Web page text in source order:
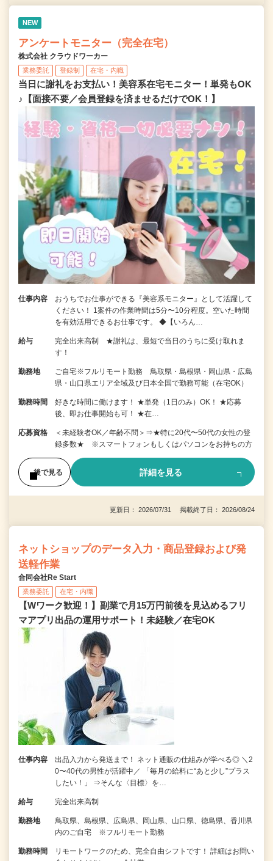
NEW
アンケートモニター（完全在宅）
株式会社 クラウドワーカー
業務委託 登録制 在宅・内職
当日に謝礼をお支払い！美容系在宅モニター！単発もOK
♪【面接不要／会員登録を済ませるだけでOK！】
仕事内容
おうちでお仕事ができる『美容系モニター』として活躍して
ください！ 1案件の作業時間は5分〜10分程度。空いた時間
を有効活用できるお仕事です。 ◆【いろん…
給与
完全出来高制 ★謝礼は、最短で当日のうちに受け取れま
す！
勤務地
ご自宅※フルリモート勤務 鳥取県・島根県・岡山県・広島
県・山口県エリア全域及び日本全国で勤務可能（在宅OK）
勤務時間
好きな時間に働けます！ ★単発（1日のみ）OK！ ★応募
後、即お仕事開始も可！ ★在…
応募資格
＜未経験者OK／年齢不問＞⇒★特に20代〜50代の女性の登
録多数★ ※スマートフォンもしくはパソコンをお持ちの方
後で見る 詳細を見る
更新日： 2026/07/31 掲載終了日： 2026/08/24
ネットショップのデータ入力・商品登録および発
送軽作業
合同会社Re Start
業務委託 在宅・内職
【Wワーク歓迎！】副業で月15万円前後を見込めるフリ
マアプリ出品の運用サポート！未経験／在宅OK
仕事内容
出品入力から発送まで！ ネット通販の仕組みが学べる◎ ＼2
0〜40代の男性が活躍中／ 「毎月の給料に“あと少し”プラス
したい！」 ⇒そんな〈目標〉を…
給与 完全出来高制
勤務地
鳥取県、島根県、広島県、岡山県、山口県、徳島県、香川県
内のご自宅 ※フルリモート勤務
勤務時間
リモートワークのため、完全自由シフトです！ 詳細はお問い